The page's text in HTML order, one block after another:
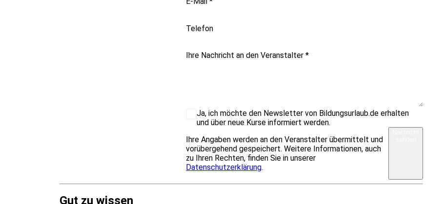
Telefon
Ihre Nachricht an den Veranstalter*
Ja, ich möchte den Newsletter von Bildungsurlaub.de erhalten
und über neue Kurse informiert werden.
Ihre Angaben werden an den Veranstalter übermittelt und
vorübergehend gespeichert. Weitere Informationen, auch
zu Ihren Rechten, finden Sie in unserer
Datenschutzerklärung.
Gut zu wissen